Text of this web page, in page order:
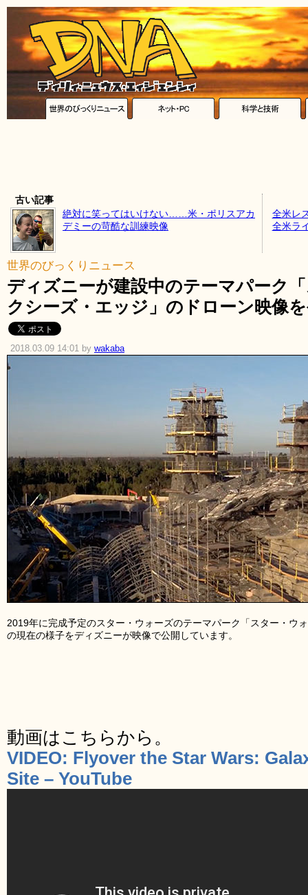
古い記事
絶対に笑ってはいけない……米・ポリスアカ
デミーの苛酷な訓練映像
全米レ
全米ラ
世界のびっくりニュース
ディズニーが建設中のテーマパーク
クシーズ・エッジ」のドローン映像
2018.03.09 14:01 by wakaba
2019年に完成予定のスター・ウォーズのテーマパーク「スター・ウ
の現在の様子をディズニーが映像で公開しています。
動画はこちらから。
VIDEO: Flyover the Star Wars:
Site – YouTube